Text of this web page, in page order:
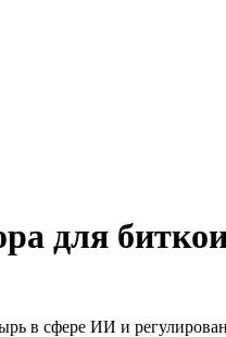
для
в сфере ИИ и